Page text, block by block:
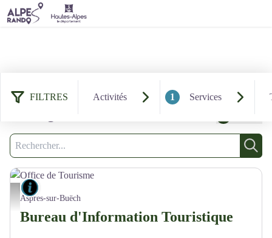
FILTRES Activités 1 Services
49 résultats services : Lieux de
renseignement
Filtrer
Recherche
Office de Tourisme - V. Bouvier
Aspres-sur-Buëch
Bureau d'Information Touristique